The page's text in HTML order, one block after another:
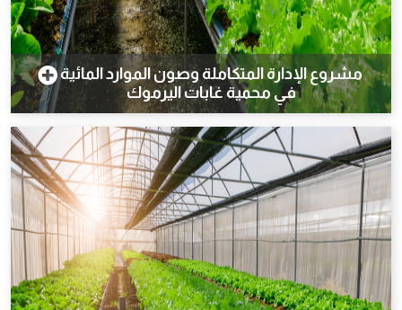
مشروع الإدارة المتكاملة وصون الموارد المائية
في محمية غابات اليرموك